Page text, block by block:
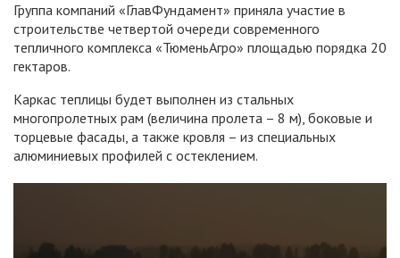
Группа компаний «ГлавФундамент» приняла участие в
строительстве четвертой очереди современного
тепличного комплекса «ТюменьАгро» площадью порядка 20
гектаров.
Каркас теплицы будет выполнен из стальных
многопролетных рам (величина пролета – 8 м), боковые и
торцевые фасады, а также кровля – из специальных
алюминиевых профилей с остеклением.